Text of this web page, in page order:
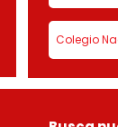
Colegio